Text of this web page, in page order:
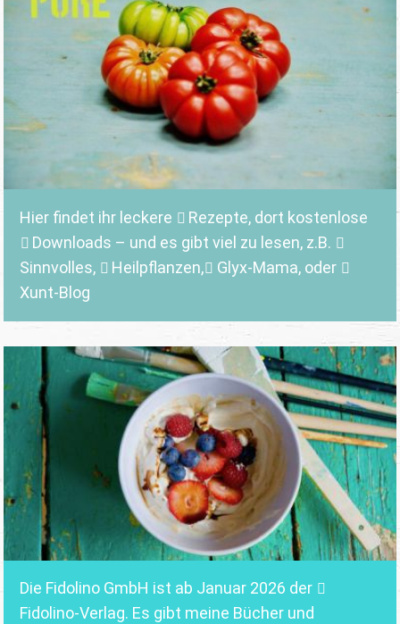
Hier findet ihr leckere Rezepte, dort kostenlose
Downloads – und es gibt viel zu lesen, z.B.
Sinnvolles, Heilpflanzen, Glyx-Mama,oder
Xunt-Blog
Die Fidolino GmbH ist ab Januar 2026 der
Fidolino-Verlag. Es gibt meine Bücher und